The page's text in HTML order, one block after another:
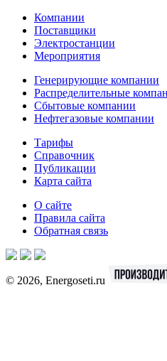
Компании
Поставщики
Электростанции
Мероприятия
Генерирующие компании
Распределительные
Сбытовые компании
Нефтегазовые компании
Тарифы
Справочник
Публикации
Карта сайта
О сайте
Правила сайта
Обратная связь
© 2026, Energoseti.ru